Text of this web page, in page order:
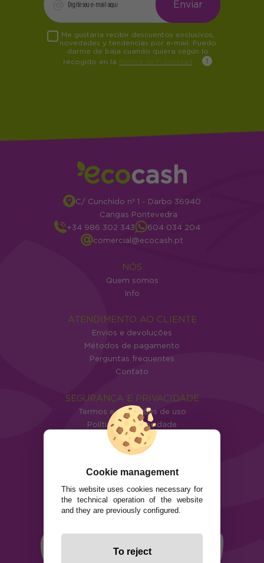
Me gustaría recibir descuentos exclusivos,
novedades y tendencias por e-mail. Puedo
darme de baja cuando quiera según lo
recogido en la Política de Publicidad
C/ Cunchido nº 1 - Darbo 36940
Cangas Pontevedra
+34 986 302 343
604 034 204
comercial@ecocash.pt
NÓS
Quem somos
Info
ATENDIMENTO AO CLIENTE
Envios e devoluções
Métodos de pagamento
Perguntas frequentes
Contato
SEGURANÇA E PRIVACIDADE
Termos e condições de uso
Política de privacidade
Política de cookies
Cookie management
This website uses cookies necessary for
the technical operation of the website
and they are previously configured.
To reject